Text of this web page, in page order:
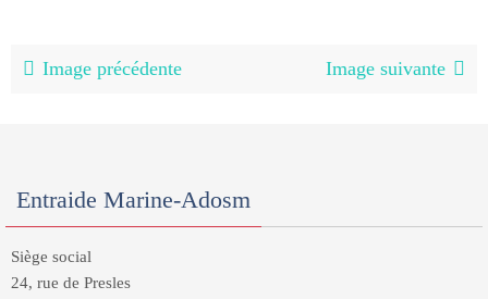
Image précédente Image suivante
Entraide Marine-Adosm
Siège social
24, rue de Presles